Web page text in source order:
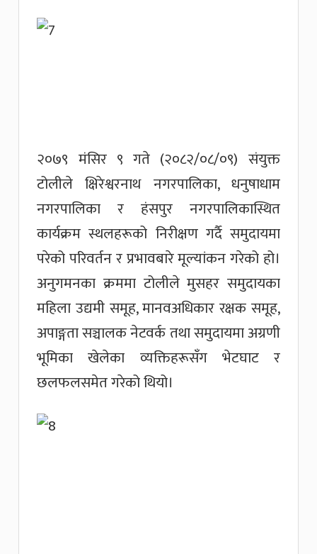
२०७९ मंसिर ९ गते (२०८२/०८/०९) संयुक्त
टोलीले क्षिरेश्वरनाथ नगरपालिका, धनुषाधाम
नगरपालिका र हंसपुर नगरपालिकास्थित
कार्यक्रम स्थलहरूको निरीक्षण गर्दै समुदायमा
परेको परिवर्तन र प्रभावबारे मूल्यांकन गरेको हो।
अनुगमनका क्रममा टोलीले मुसहर समुदायका
महिला उद्यमी समूह, मानवअधिकार रक्षक समूह,
अपाङ्गता सञ्चालक नेटवर्क तथा समुदायमा अग्रणी
भूमिका खेलेका व्यक्तिहरूसँग भेटघाट र
छलफलसमेत गरेको थियो।